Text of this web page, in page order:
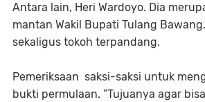
Antara lain, Heri Wardoyo. Dia
mantan Wakil Bupati Tulang
sekaligus tokoh terpandang.
Pemeriksaan saksi-saksi untuk
bukti permulaan. ”Tujuanya agar